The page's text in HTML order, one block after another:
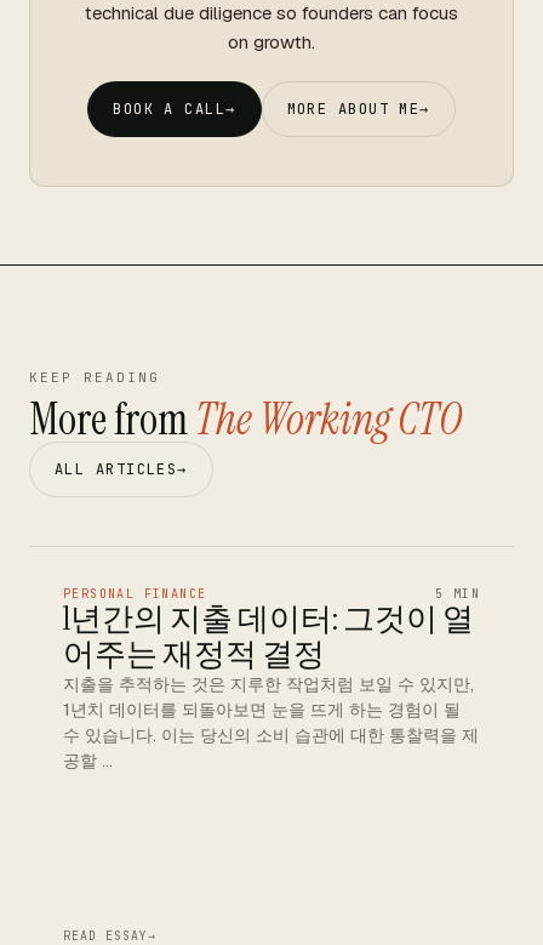
technical due diligence so founders can focus
on growth.
BOOK A CALL→ MORE ABOUT ME→
KEEP READING
More fromThe Working CTO
ALL ARTICLES→
PERSONAL FINANCE 5 MIN
1년간의 지출 데이터: 그것이 열
어주는 재정적 결정
지출을 추적하는 것은 지루한 작업처럼 보일 수 있지만,
1년치 데이터를 되돌아보면 눈을 뜨게 하는 경험이 될
수 있습니다. 이는 당신의 소비 습관에 대한 통찰력을 제
공할 …
READ ESSAY→